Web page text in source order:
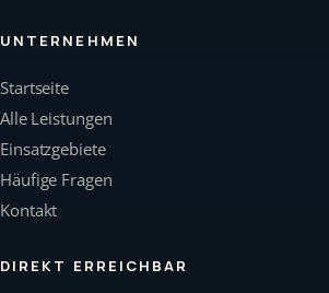
UNTERNEHMEN
Startseite
Alle Leistungen
Einsatzgebiete
Häufige Fragen
Kontakt
DIREKT ERREICHBAR